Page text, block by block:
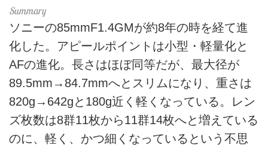
ソニーの85mmF1.4GMが約8年の時を経て進
化した。アピールポイントは小型・軽量化と
AFの進化。長さはほぼ同等だが、最大径が
89.5mm→84.7mmへとスリムになり、重さは
820g→642gと180g近く軽くなっている。レン
ズ枚数は8群11枚から11群14枚へと増えている
のに、軽く、かつ細くなっているという不思